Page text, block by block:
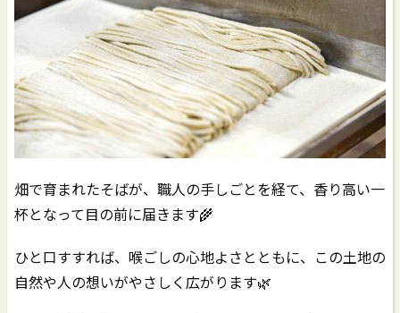
畑で育まれたそばが、職人の手しごとを経て、香り高い一
杯となって目の前に届きます🌾
ひと口すすれば、喉ごしの心地よさとともに、この土地の
自然や人の想いがやさしく広がります🌿